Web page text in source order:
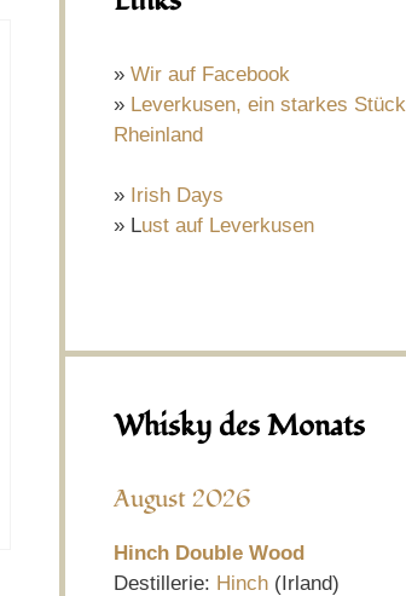
» Wir auf Facebook
» Leverkusen, ein starkes Stück
Rheinland
» Irish Days
» Lust auf Leverkusen
Whisky des Monats
August 2026
Hinch Double Wood
Destillerie: Hinch (Irland)